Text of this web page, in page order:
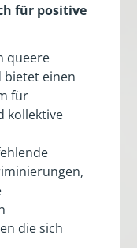
für positive
queere
bietet einen
für
kollektive
die sich